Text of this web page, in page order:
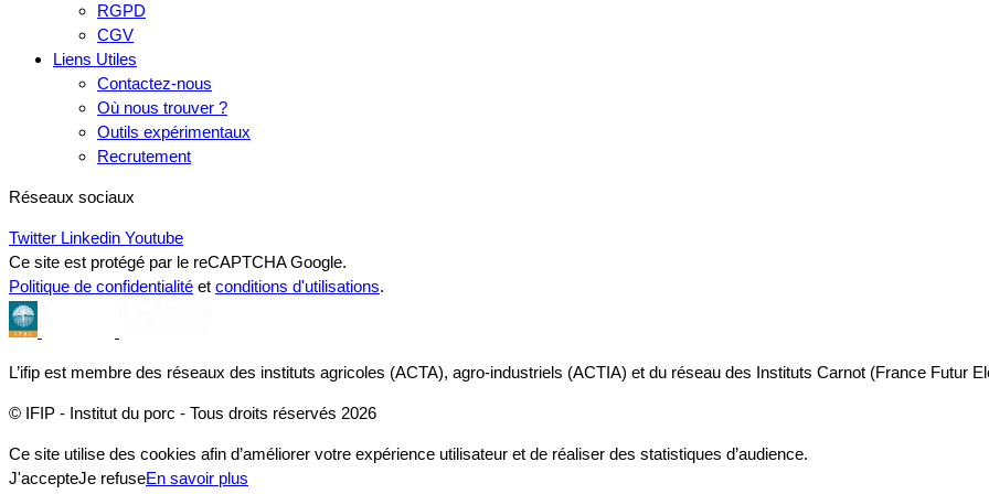
RGPD
CGV
Liens Utiles
Contactez-nous
Où nous trouver ?
Outils expérimentaux
Recrutement
Réseaux sociaux
Twitter Linkedin Youtube
Ce site est protégé par le reCAPTCHA Google.
Politique de confidentialité et conditions d'utilisations.
L’ifip est membre des réseaux des instituts agricoles (ACTA), agro-industriels (ACTIA) et du réseau des Instituts Carnot (France Futur
© IFIP - Institut du porc - Tous droits réservés 2026
Ce site utilise des cookies afin d’améliorer votre expérience utilisateur et de réaliser des statistiques d’audience.
J'accepteJe refuseEn savoir plus